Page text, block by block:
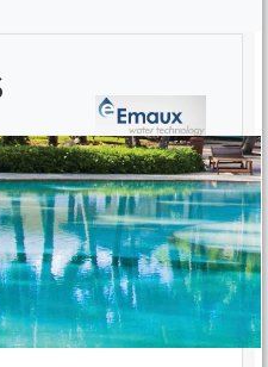
ด้รับการรับรอง C-Tick และ SASO